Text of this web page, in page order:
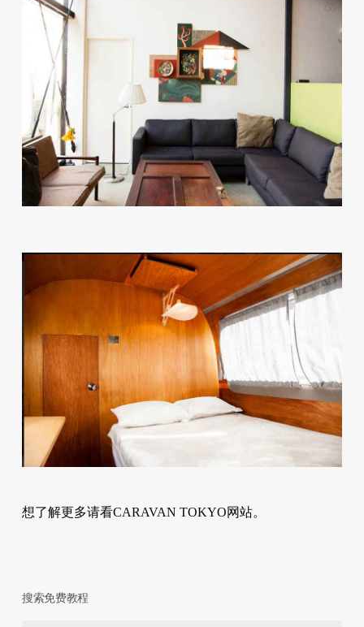
想了解更多请看CARAVAN TOKYO网站。
搜索免费教程